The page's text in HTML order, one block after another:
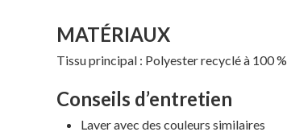
MATÉRIAUX
Tissu principal : Polyester recyclé à 100 %
Conseils d’entretien
Laver avec des couleurs similaires